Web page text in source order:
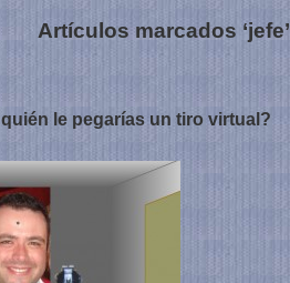
Artículos marcados ‘jefe’
quién le pegarías un tiro virtual?